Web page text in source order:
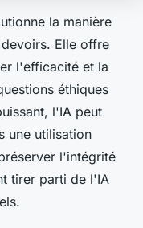
la manière
Elle offre
l'efficacité et la
éthiques
l'IA peut
une utilisation
l'intégrité
tirer parti de l'IA